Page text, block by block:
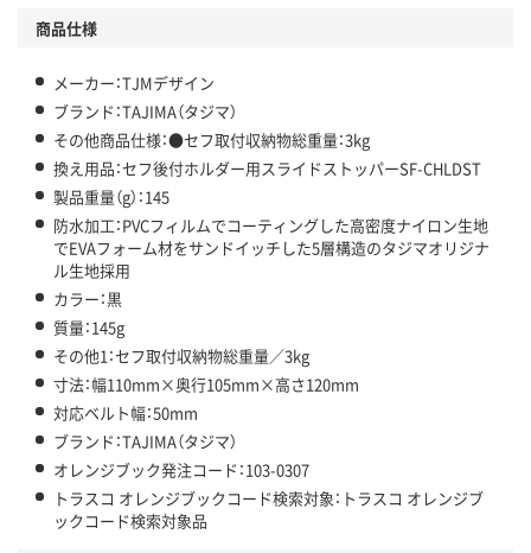
商品仕様
メーカー：TJMデザイン
ブランド：TAJIMA（タジマ）
その他商品仕様：●セフ取付収納物総重量：3kg
換え用品：セフ後付ホルダー用スライドストッパーSF-CHLDST
製品重量（g）：145
防水加工：PVCフィルムでコーティングした高密度ナイロン生地
でEVAフォーム材をサンドイッチした5層構造のタジマオリジナ
ル生地採用
カラー：黒
質量：145g
その他1：セフ取付収納物総重量／3kg
寸法：幅110mm×奥行105mm×高さ120mm
対応ベルト幅：50mm
ブランド：TAJIMA（タジマ）
オレンジブック発注コード：103-0307
トラスコ オレンジブックコード検索対象：トラスコ オレンジブ
ックコード検索対象品